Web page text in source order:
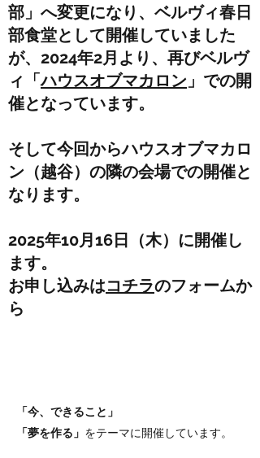
部」へ変更になり、ベルヴィ春日
部食堂として開催していました
が、2024年2月より、再びベルヴ
ィ「ハウスオブマカロン 」での開
催となっています。
​そして今回からハウスオブマカロ
ン（越谷）の隣の会場での開催と
なります。
2025年10月16日（木）に開催し
ます。
お申し込みはコチラのフォームか
ら
「今、できること」
「夢を作る」 をテーマに開催しています。